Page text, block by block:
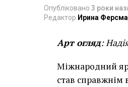
Опубліковано 3 роки
Редактор Ирина
Арт огляд:
Міжнародний
став справжнім